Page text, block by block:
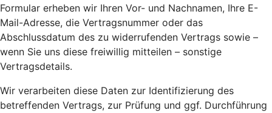
Formular erheben wir Ihren Vor- und Nachnamen, Ihre E-
Mail-Adresse, die Vertragsnummer oder das
Abschlussdatum des zu widerrufenden Vertrags sowie –
wenn Sie uns diese freiwillig mitteilen – sonstige
Vertragsdetails.
Wir verarbeiten diese Daten zur Identifizierung des
betreffenden Vertrags, zur Prüfung und ggf. Durchführung